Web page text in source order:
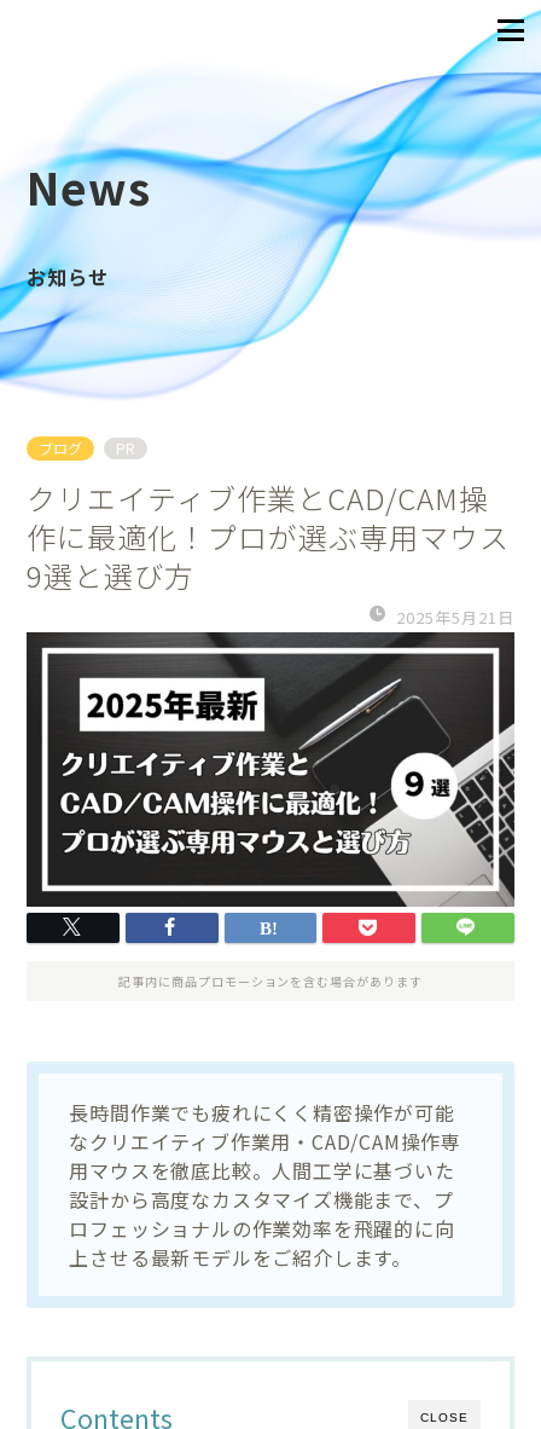
News
お知らせ
ブログ PR
クリエイティブ作業とCAD/CAM操
作に最適化！プロが選ぶ専用マウス
9選と選び方
2025年5月21日
記事内に商品プロモーションを含む場合があります
長時間作業でも疲れにくく精密操作が可能
なクリエイティブ作業用・CAD/CAM操作専
用マウスを徹底比較。人間工学に基づいた
設計から高度なカスタマイズ機能まで、プ
ロフェッショナルの作業効率を飛躍的に向
上させる最新モデルをご紹介します。
CLOSE
Contents